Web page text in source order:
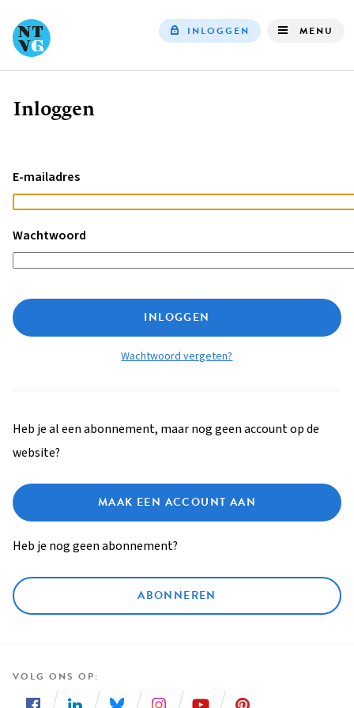
INLOGGEN MENU
Kruimelpad
Inloggen
E-mailadres
Wachtwoord
INLOGGEN
Wachtwoord vergeten?
Heb je al een abonnement, maar nog geen account op de
website?
MAAK EEN ACCOUNT AAN
Heb je nog geen abonnement?
ABONNEREN
VOLG ONS OP